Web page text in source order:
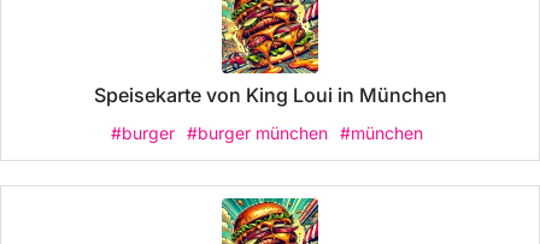
Speisekarte von King Loui in München
#burger #burger münchen #münchen